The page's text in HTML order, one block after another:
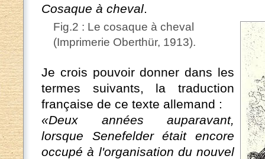
Cosaque à cheval
Fig.2 : Le cosaque à cheval
(Imprimerie Oberthür, 1913).
Je crois pouvoir donner dans les
termes suivants, la traduction
française de ce texte allemand :
«Deux années auparavant,
lorsque Senefelder était encore
occupé à l'organisation du nouvel